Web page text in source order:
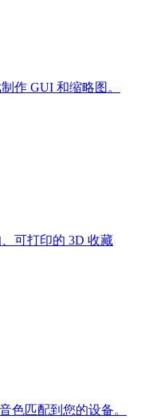
作 GUI 和缩略图。
可打印的 3D 收藏
色匹配到您的设备。